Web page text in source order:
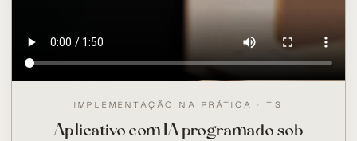
IMPLEMENTAÇÃO NA PRÁTICA · TS
Aplicativo com IA programado sob